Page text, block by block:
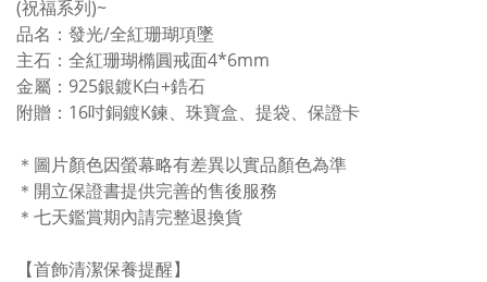
(祝福系列)~
品名：發光/全紅珊瑚項墜
主石：全紅珊瑚橢圓戒面4*6mm
金屬：925銀鍍K白+鋯石
附贈：16吋銅鍍K鍊、珠寶盒、提袋、保證卡
＊圖片顏色因螢幕略有差異以實品顏色為準
＊開立保證書提供完善的售後服務
＊七天鑑賞期內請完整退換貨
【首飾清潔保養提醒】